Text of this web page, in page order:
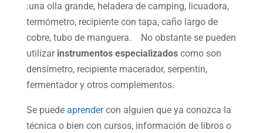
:una olla grande, heladera de camping, licuadora,
termómetro, recipiente con tapa, caño largo de
cobre, tubo de manguera. No obstante se pueden
utilizarinstrumentos especializadoscomo son
densímetro, recipiente macerador, serpentin,
fermentador y otros complementos.
Se puede aprendercon alguien que ya conozca la
técnica o bien con cursos, información de libros o